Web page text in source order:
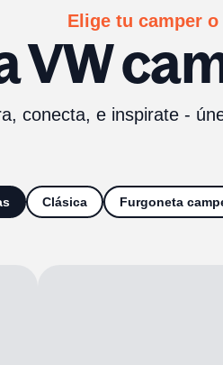
Elige tu camper
VW
conecta, e inspirate -
Clásica Furgoneta